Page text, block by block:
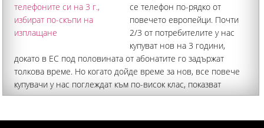
се телефон по-рядко от
повечето европейци. Почти
2/3 от потребителите у нас
купуват нов на 3 години,
докато в ЕС под половината от абонатите го задържат
толкова време. Но когато дойде време за нов, все повече
купувачи у нас поглеждат към по-висок клас, показват
изследвания на телекомите, лизингови и финансови